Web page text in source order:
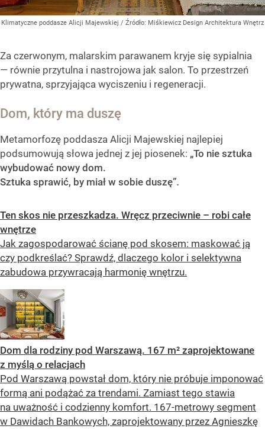
Klimatyczne poddasze Alicji Majewskiej / Źródło: Miśkiewicz Design Architektura Wnętrz
Za czerwonym, malarskim parawanem kryje się sypialnia
— równie przytulna i nastrojowa jak salon. To przestrzeń
prywatna, sprzyjająca wyciszeniu i regeneracji.
Dom, który ma duszę
Metamorfozę poddasza Alicji Majewskiej najlepiej
podsumowują słowa jednej z jej piosenek: „To nie sztuka
wybudować nowy dom.
Sztuka sprawić, by miał w sobie duszę”.
Ten skos nie przeszkadza. Wręcz przeciwnie – robi całe
wnętrze
Jak zagospodarować ścianę pod skosem: maskować ją
czy podkreślać? Sprawdź, dlaczego kolor i selektywna
zabudowa przywracają harmonię wnętrzu.
Dom dla rodziny pod Warszawą. 167 m² zaprojektowane
z myślą o relacjach
Pod Warszawą powstał dom, który nie próbuje imponować
formą ani podążać za trendami. Zamiast tego stawia
na uważność i codzienny komfort. 167-metrowy segment
w Dawidach Bankowych, zaprojektowany przez Agnieszkę